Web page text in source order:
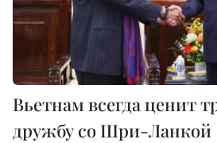
Вьетнам всегда ценит
дружбу со Шри-Ланкой